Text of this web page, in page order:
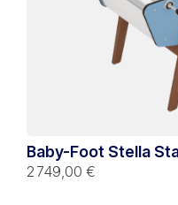
Baby-Foot Stella
Ferret
2 749,00 €